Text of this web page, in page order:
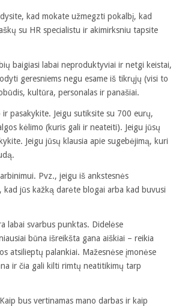
kad mokate užmegzti pokalbį, kad
su HR specialistu ir akimirksniu tapsite
baigiasi labai neproduktyviai ir netgi keistai,
geresniems negu esame iš tikrųjų (visi to
kultūra, personalas ir panašiai.
pasakykite. Jeigu sutiksite su 700 eurų,
kėlimo (kuris gali ir neateiti). Jeigu jūsų
Jeigu jūsų klausia apie sugebėjimą, kuri
Pvz., jeigu iš ankstesnės
jūs kažką darėte blogai arba kad buvusi
labai svarbus punktas. Didelėse
būna išreikšta gana aiškiai – reikia
atsilieptų palankiai. Mažesnėse įmonėse
ir čia gali kilti rimtų neatitikimų tarp
bus vertinamas mano darbas ir kaip